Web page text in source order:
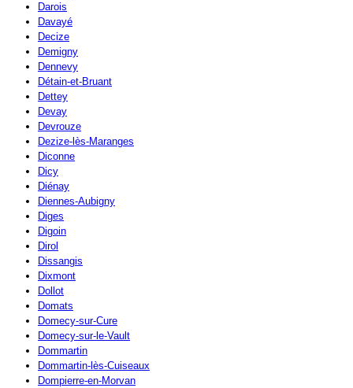
Darois
Davayé
Decize
Demigny
Dennevy
Détain-et-Bruant
Dettey
Devay
Devrouze
Dezize-lès-Maranges
Diconne
Dicy
Diénay
Diennes-Aubigny
Diges
Digoin
Dirol
Dissangis
Dixmont
Dollot
Domats
Domecy-sur-Cure
Domecy-sur-le-Vault
Dommartin
Dommartin-lès-Cuiseaux
Dompierre-en-Morvan